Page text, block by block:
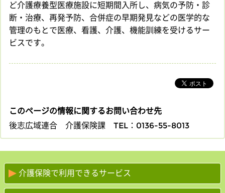
ど介護療養型医療施設に短期間入所し、病気の予防・診
断・治療、再発予防、合併症の早期発見などの医学的な
管理のもとで医療、看護、介護、機能訓練を受けるサー
ビスです。
このページの情報に関するお問い合わせ先
後志広域連合 介護保険課
TEL：0136-55-8013
介護保険で利用できるサービス